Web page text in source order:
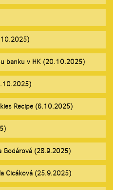
banku v HK (20.10.2025)
Recipe (6.10.2025)
Godárová (28.9.2025)
Cicáková (25.9.2025)